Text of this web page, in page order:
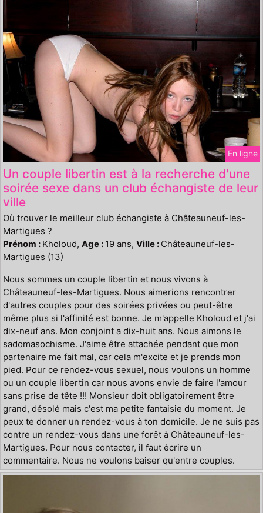
En ligne
Un couple libertin est à la recherche d'une
soirée sexe dans un club échangiste de leur
ville
Où trouver le meilleur club échangiste à Châteauneuf-les-
Martigues ?
Prénom : Kholoud, Age : 19 ans, Ville : Châteauneuf-les-
Martigues (13)
Nous sommes un couple libertin et nous vivons à
Châteauneuf-les-Martigues. Nous aimerions rencontrer
d'autres couples pour des soirées privées ou peut-être
même plus si l'affinité est bonne. Je m'appelle Kholoud et j'ai
dix-neuf ans. Mon conjoint a dix-huit ans. Nous aimons le
sadomasochisme. J'aime être attachée pendant que mon
partenaire me fait mal, car cela m'excite et je prends mon
pied. Pour ce rendez-vous sexuel, nous voulons un homme
ou un couple libertin car nous avons envie de faire l'amour
sans prise de tête !!! Monsieur doit obligatoirement être
grand, désolé mais c'est ma petite fantaisie du moment. Je
peux te donner un rendez-vous à ton domicile. Je ne suis pas
contre un rendez-vous dans une forêt à Châteauneuf-les-
Martigues. Pour nous contacter, il faut écrire un
commentaire. Nous ne voulons baiser qu'entre couples.